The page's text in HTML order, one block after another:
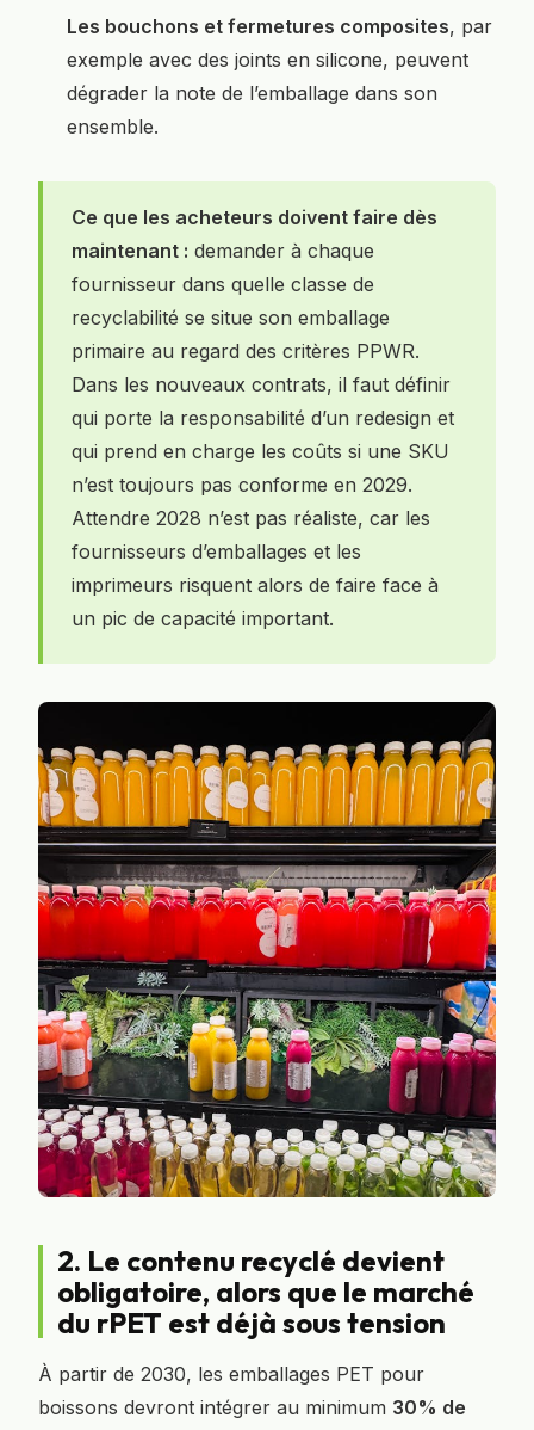
Les bouchons et fermetures composites, par
exemple avec des joints en silicone, peuvent
dégrader la note de l’emballage dans son
ensemble.
Ce que les acheteurs doivent faire dès
maintenant : demander à chaque
fournisseur dans quelle classe de
recyclabilité se situe son emballage
primaire au regard des critères PPWR.
Dans les nouveaux contrats, il faut définir
qui porte la responsabilité d’un redesign et
qui prend en charge les coûts si une SKU
n’est toujours pas conforme en 2029.
Attendre 2028 n’est pas réaliste, car les
fournisseurs d’emballages et les
imprimeurs risquent alors de faire face à
un pic de capacité important.
2. Le contenu recyclé devient
obligatoire, alors que le marché
du rPET est déjà sous tension
À partir de 2030, les emballages PET pour
boissons devront intégrer au minimum 30% de